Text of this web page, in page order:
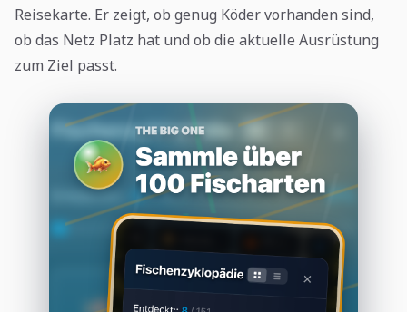
Reisekarte. Er zeigt, ob genug Köder vorhanden sind,
ob das Netz Platz hat und ob die aktuelle Ausrüstung
zum Ziel passt.